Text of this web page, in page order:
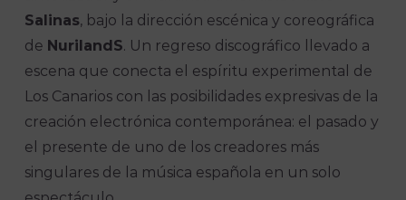
Salinas, bajo la dirección escénica y coreográfica
de NurilandS. Un regreso discográfico llevado a
escena que conecta el espíritu experimental de
Los Canarios con las posibilidades expresivas de la
creación electrónica contemporánea: el pasado y
el presente de uno de los creadores más
singulares de la música española en un solo